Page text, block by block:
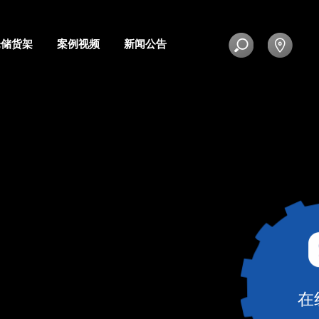
货架 案例视频 新闻公告
在